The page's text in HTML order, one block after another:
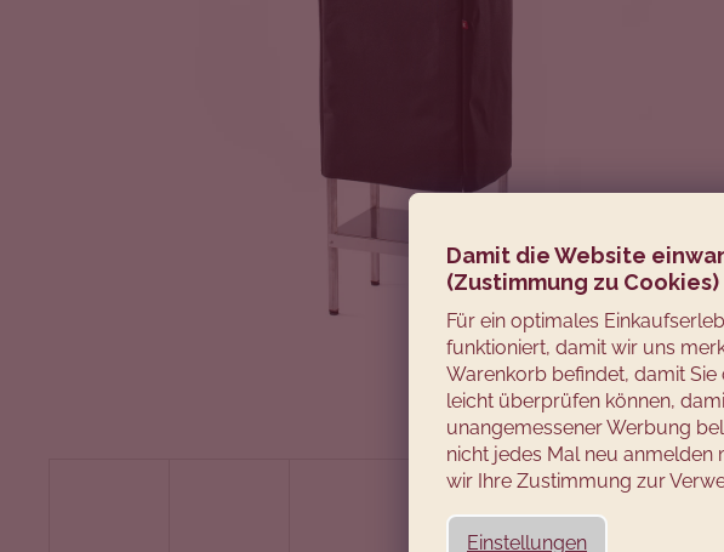
Damit die Website
(Zustimmung zu Cookies)
Für ein optimales
funktioniert, damit wir uns
Warenkorb befindet, damit
leicht überprüfen können,
unangemessener Werbung
nicht jedes Mal neu anmelden
wir Ihre Zustimmung zur
Einstellungen